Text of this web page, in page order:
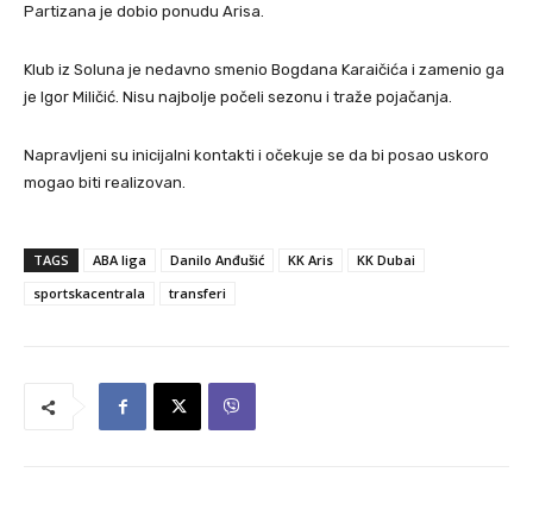
Partizana je dobio ponudu Arisa.
Klub iz Soluna je nedavno smenio Bogdana Karaičića i zamenio ga
je Igor Miličić. Nisu najbolje počeli sezonu i traže pojačanja.
Napravljeni su inicijalni kontakti i očekuje se da bi posao uskoro
mogao biti realizovan.
TAGS ABA liga Danilo Anđušić KK Aris
KK Dubai
sportskacentrala
transferi